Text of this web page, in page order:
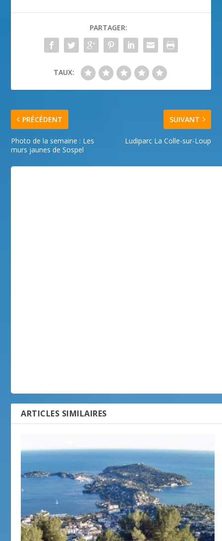
PARTAGER:
TAUX:
PRÉCÉDENT
Photo de la semaine : Les
murs jaunes de Sospel
SUIVANT
Ludiparc La Colle-sur-Loup
ARTICLES SIMILAIRES